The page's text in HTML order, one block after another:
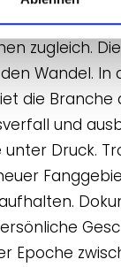
zugleich.
Wandel. In
die Branche
und
Druck.
Epoche